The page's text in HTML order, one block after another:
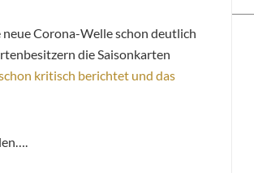
neue Corona-Welle schon deutlich
die Saisonkarten
kritisch berichtet und das